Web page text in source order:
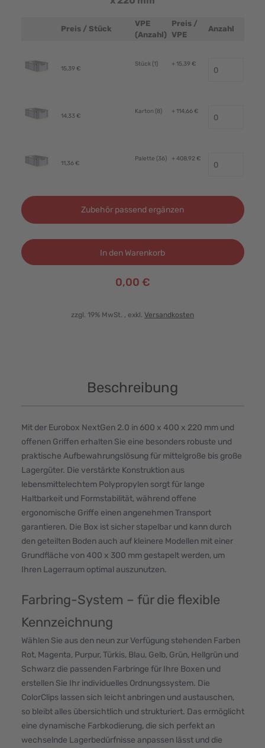
Produktbild
Preis / Stück
VPE
(Anzahl)
Preis /
VPE
Anzahl
15,39 €
Stück (1) + 15,39 €
14,33 €
Karton (8) + 114,66 €
11,36 €
Palette (36) + 408,92 €
Zubehör passend ergänzen
In den Warenkorb
0,00 €
zzgl. 19% MwSt. , exkl. Versandkosten
Beschreibung
Mit der Eurobox NextGen 2.0 in 600 x 400 x 220 mm und
offenen Griffen erhalten Sie eine besonders robuste und
praktische Aufbewahrungslösung für mittelgroße bis große
Lagergüter. Die verstärkte Konstruktion aus
lebensmittelechtem Polypropylen sorgt für lange
Haltbarkeit und Formstabilität, während offene
ergonomische Griffe einen angenehmen Transport
garantieren. Die Box ist sicher stapelbar und kann durch
den geteilten Boden auch auf kleinere Modellen mit einer
Grundfläche von 400 x 300 mm gestapelt werden, um
Ihren Lagerraum optimal auszunutzen.
Farbring-System – für die flexible
Kennzeichnung
Wählen Sie aus den neun zur Verfügung stehenden Farben
Rot, Magenta, Purpur, Türkis, Blau, Gelb, Grün, Hellgrün und
Schwarz die passenden Farbringe für Ihre Boxen und
erstellen Sie Ihr individuelles Ordnungssystem. Die
ColorClips lassen sich leicht anbringen und austauschen,
so bleibt alles übersichtlich und strukturiert. Das ermöglicht
eine dynamische Farbkodierung, die sich perfekt an
wechselnde Lagerbedürfnisse anpassen lässt und die